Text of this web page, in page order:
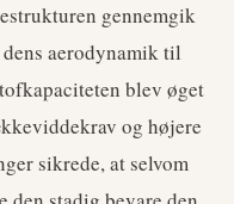
gennemgik
aerodynamik til
blev øget
og højere
sikrede, at selvom